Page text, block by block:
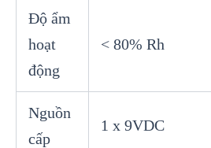
Độ ẩm
hoạt
động
< 80% Rh
Nguồn
cấp
1 x 9VDC